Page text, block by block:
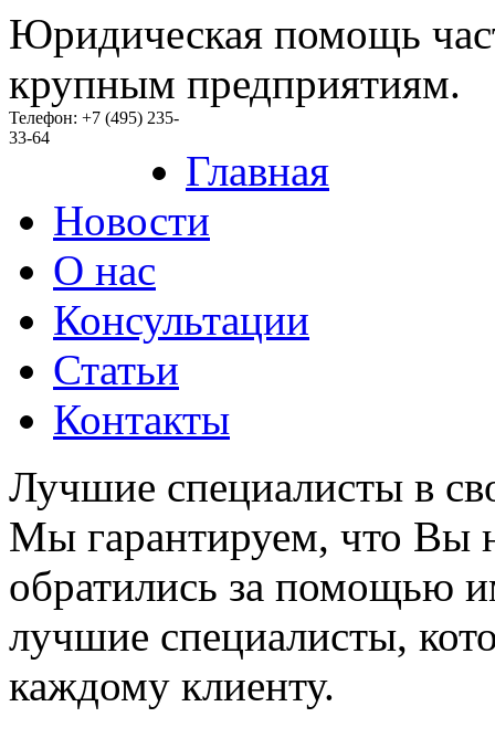
Юридическая помощь
крупным предприятиям.
Телефон: +7 (495) 235-
33-64
Главная
Новости
O нас
Консультации
Статьи
Контакты
Лучшие специалисты в
Мы гарантируем, что Вы
обратились за помощью
лучшие специалисты,
каждому клиенту.